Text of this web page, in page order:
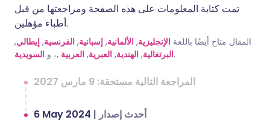
تمت كتابة المعلومات على هذه الصفحة ومراجعتها من قبل
أطباء مؤهلين.
المقال متاح أيضًا باللغة الإنجليزية, الألمانية, إسبانية, الفرنسية, إيطالي,
البرتغالية, الهندية, العبرية, العربية ,، و السويدية .
المراجعة التالية مستحقة: 9 مارس 2027
6 May 2024 | أحدث إصدار